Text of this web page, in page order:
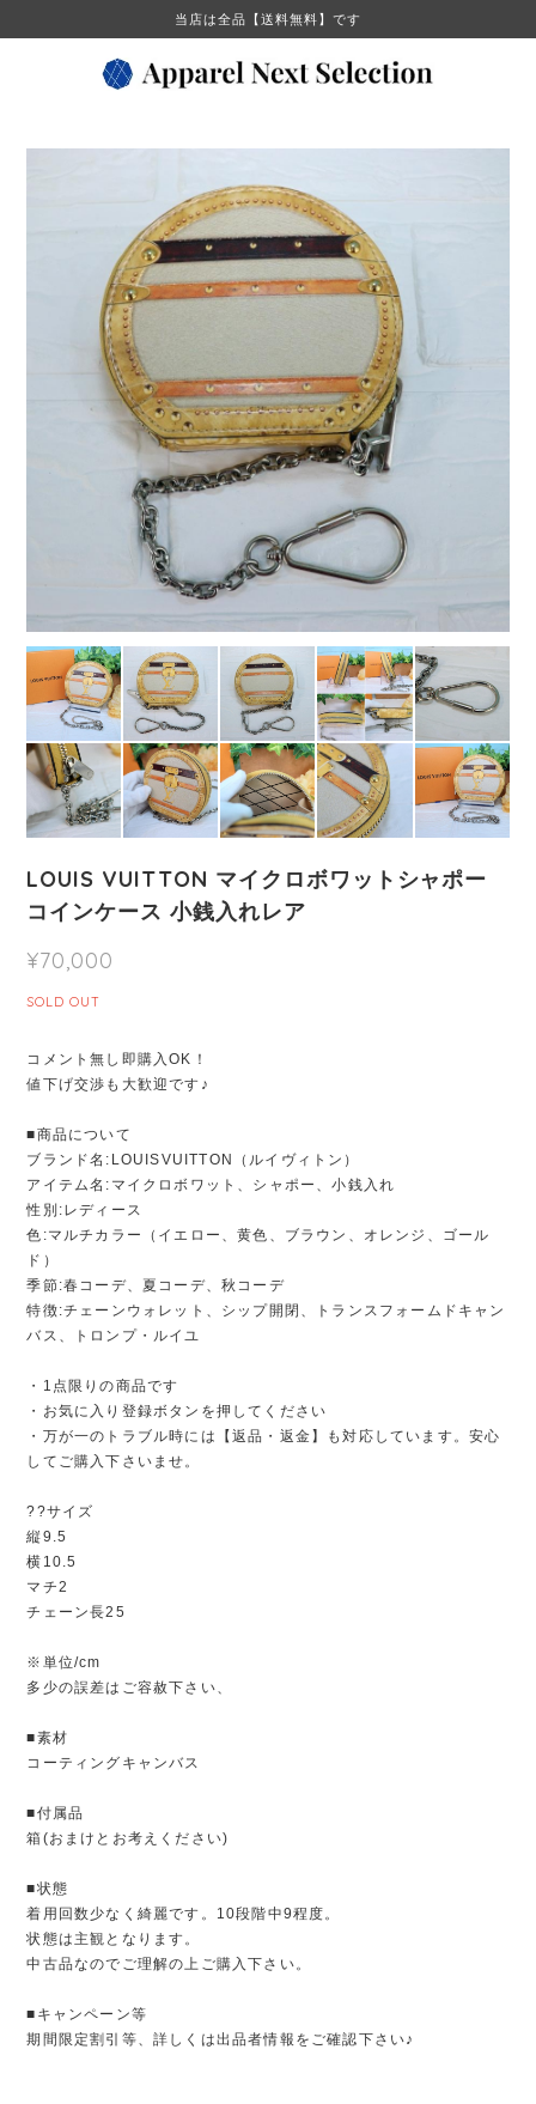
当店は全品【送料無料】です
LOUIS VUITTON マイクロボワットシャポー
コインケース 小銭入れレア
¥70,000
SOLD OUT
コメント無し即購入OK！
値下げ交渉も大歓迎です♪
■商品について
ブランド名:LOUISVUITTON（ルイヴィトン）
アイテム名:マイクロボワット、シャポー、小銭入れ
性別:レディース
色:マルチカラー（イエロー、黄色、ブラウン、オレンジ、ゴール
ド）
季節:春コーデ、夏コーデ、秋コーデ
特徴:チェーンウォレット、シップ開閉、トランスフォームドキャン
バス、トロンプ・ルイユ
・1点限りの商品です
・お気に入り登録ボタンを押してください
・万が一のトラブル時には【返品・返金】も対応しています。安心
してご購入下さいませ。
??サイズ
縦9.5
横10.5
マチ2
チェーン長25
※単位/cm
多少の誤差はご容赦下さい、
■素材
コーティングキャンバス
■付属品
箱(おまけとお考えください)
■状態
着用回数少なく綺麗です。10段階中9程度。
状態は主観となります。
中古品なのでご理解の上ご購入下さい。
■キャンペーン等
期間限定割引等、詳しくは出品者情報をご確認下さい♪